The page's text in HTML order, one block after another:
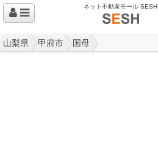
ネット不動産モール SESH
山梨県 甲府市 国母